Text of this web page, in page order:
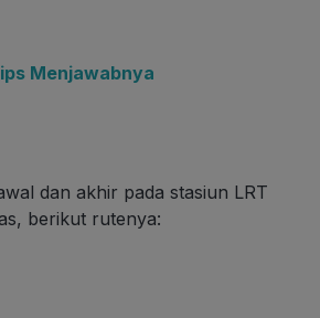
Menjawabnya
dan akhir pada stasiun LRT
berikut rutenya: